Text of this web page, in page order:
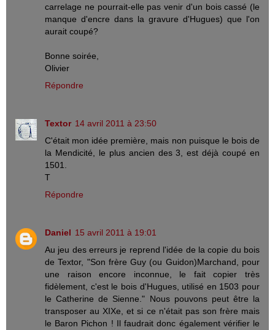
carrelage ne pourrait-elle pas venir d'un bois cassé (le
manque d'encre dans la gravure d'Hugues) que l'on
aurait coupé?
Bonne soirée,
Olivier
Répondre
Textor 14 avril 2011 à 23:50
C'était mon idée première, mais non puisque le bois de
la Mendicité, le plus ancien des 3, est déjà coupé en
1501.
T
Répondre
Daniel 15 avril 2011 à 19:01
Au jeu des erreurs je reprend l'idée de la copie du bois
de Textor, "Son frère Guy (ou Guidon)Marchand, pour
une raison encore inconnue, le fait copier très
fidèlement, c'est le bois d'Hugues, utilisé en 1503 pour
le Catherine de Sienne." Nous pouvons peut être la
transposer au XIXe, et si ce n'était pas son frère mais
le Baron Pichon ! Il faudrait donc également vérifier le